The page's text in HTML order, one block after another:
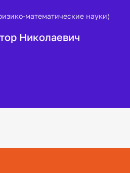
математические науки)
Николаевич